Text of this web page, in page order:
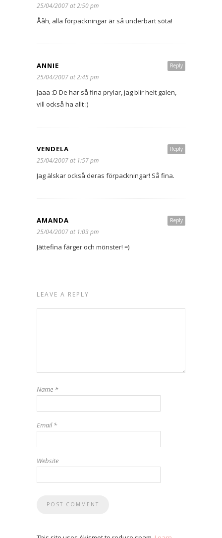
25/04/2007 at 2:50 pm
Ååh, alla förpackningar är så underbart söta!
Reply
ANNIE
25/04/2007 at 2:45 pm
Jaaa :D De har så fina prylar, jag blir helt galen,
vill också ha allt :)
Reply
VENDELA
25/04/2007 at 1:57 pm
Jag älskar också deras förpackningar! Så fina.
Reply
AMANDA
25/04/2007 at 1:03 pm
Jättefina färger och mönster! =)
LEAVE A REPLY
Name *
Email*
Website